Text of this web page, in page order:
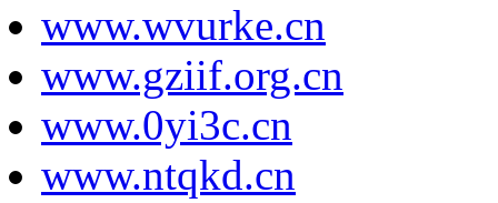
www.wvurke.cn
www.gziif.org.cn
www.0yi3c.cn
www.ntqkd.cn